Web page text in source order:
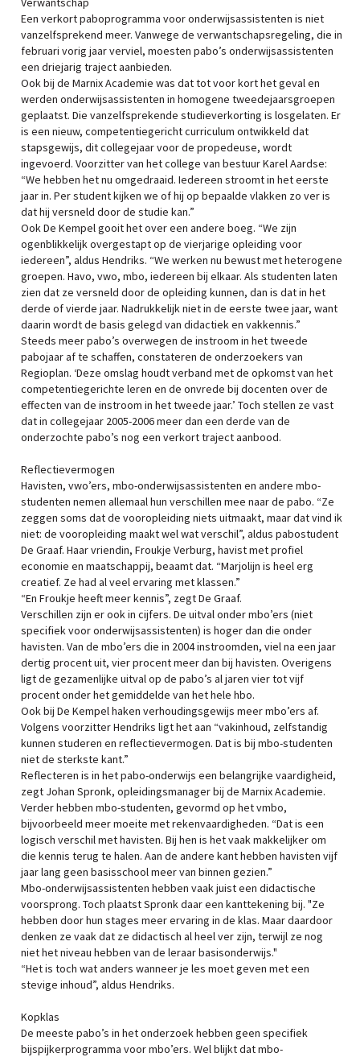
Een verkort paboprogramma voor onderwijsassistenten is niet
vanzelfsprekend meer. Vanwege de verwantschapsregeling, die in
februari vorig jaar verviel, moesten pabo’s onderwijsassistenten
een driejarig traject aanbieden.
Ook bij de Marnix Academie was dat tot voor kort het geval en
werden onderwijsassistenten in homogene tweedejaarsgroepen
geplaatst. Die vanzelfsprekende studieverkorting is losgelaten. Er
is een nieuw, competentiegericht curriculum ontwikkeld dat
stapsgewijs, dit collegejaar voor de propedeuse, wordt
ingevoerd. Voorzitter van het college van bestuur Karel Aardse:
“We hebben het nu omgedraaid. Iedereen stroomt in het eerste
jaar in. Per student kijken we of hij op bepaalde vlakken zo ver is
dat hij versneld door de studie kan.”
Ook De Kempel gooit het over een andere boeg. “We zijn
ogenblikkelijk overgestapt op de vierjarige opleiding voor
iedereen”, aldus Hendriks. “We werken nu bewust met heterogene
groepen. Havo, vwo, mbo, iedereen bij elkaar. Als studenten laten
zien dat ze versneld door de opleiding kunnen, dan is dat in het
derde of vierde jaar. Nadrukkelijk niet in de eerste twee jaar, want
daarin wordt de basis gelegd van didactiek en vakkennis.”
Steeds meer pabo’s overwegen de instroom in het tweede
pabojaar af te schaffen, constateren de onderzoekers van
Regioplan. ‘Deze omslag houdt verband met de opkomst van het
competentiegerichte leren en de onvrede bij docenten over de
effecten van de instroom in het tweede jaar.’ Toch stellen ze vast
dat in collegejaar 2005-2006 meer dan een derde van de
onderzochte pabo’s nog een verkort traject aanbood.
Reflectievermogen
Havisten, vwo’ers, mbo-onderwijsassistenten en andere mbo-
studenten nemen allemaal hun verschillen mee naar de pabo. “Ze
zeggen soms dat de vooropleiding niets uitmaakt, maar dat vind ik
niet: de vooropleiding maakt wel wat verschil”, aldus pabostudent
De Graaf. Haar vriendin, Froukje Verburg, havist met profiel
economie en maatschappij, beaamt dat. “Marjolijn is heel erg
creatief. Ze had al veel ervaring met klassen.”
“En Froukje heeft meer kennis”, zegt De Graaf.
Verschillen zijn er ook in cijfers. De uitval onder mbo’ers (niet
specifiek voor onderwijsassistenten) is hoger dan die onder
havisten. Van de mbo’ers die in 2004 instroomden, viel na een jaar
dertig procent uit, vier procent meer dan bij havisten. Overigens
ligt de gezamenlijke uitval op de pabo’s al jaren vier tot vijf
procent onder het gemiddelde van het hele hbo.
Ook bij De Kempel haken verhoudingsgewijs meer mbo’ers af.
Volgens voorzitter Hendriks ligt het aan “vakinhoud, zelfstandig
kunnen studeren en reflectievermogen. Dat is bij mbo-studenten
niet de sterkste kant.”
Reflecteren is in het pabo-onderwijs een belangrijke vaardigheid,
zegt Johan Spronk, opleidingsmanager bij de Marnix Academie.
Verder hebben mbo-studenten, gevormd op het vmbo,
bijvoorbeeld meer moeite met rekenvaardigheden. “Dat is een
logisch verschil met havisten. Bij hen is het vaak makkelijker om
die kennis terug te halen. Aan de andere kant hebben havisten vijf
jaar lang geen basisschool meer van binnen gezien.”
Mbo-onderwijsassistenten hebben vaak juist een didactische
voorsprong. Toch plaatst Spronk daar een kanttekening bij. "Ze
hebben door hun stages meer ervaring in de klas. Maar daardoor
denken ze vaak dat ze didactisch al heel ver zijn, terwijl ze nog
niet het niveau hebben van de leraar basisonderwijs."
“Het is toch wat anders wanneer je les moet geven met een
stevige inhoud”, aldus Hendriks.
Kopklas
De meeste pabo’s in het onderzoek hebben geen specifiek
bijspijkerprogramma voor mbo’ers. Wel blijkt dat mbo-